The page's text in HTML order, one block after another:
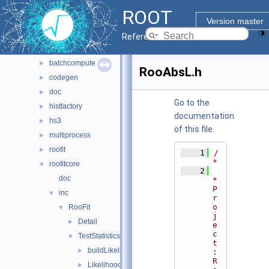
ROOT
Version master
Reference Guide
► montecarlo
► net
► pyzdoc
▼ roofit
► batchcompute
► codegen
► doc
► histfactory
► hs3
► multiprocess
► roofit
▼
roofitcore
doc
▼ inc
▼ RooFit
► Detail
▼ TestStatistics
► buildLikelihood.h
► LikelihoodGradientWrapper.h
RooAbsL.h
Go to the
documentation
of this file.
    1
/
*
    2
*
P
r
o
j
e
c
t
:
R